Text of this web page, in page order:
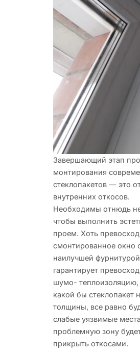
Завершающий этап
монтирования
стеклопакетов — это
внутренних откосов.
Необходимы отнюдь
чтобы выполнить
проем. Хоть
смонтированное окно
наилучшей
гарантирует
шумо- теплоизоляцию,
какой бы стеклопакет
толщины, все равно
слабые уязвимые
проблемную зону
прикрыть откосами.